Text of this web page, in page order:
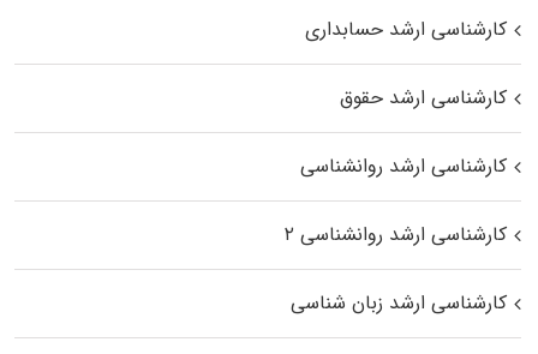
کارشناسی ارشد حسابداری
کارشناسی ارشد حقوق
کارشناسی ارشد روانشناسی
کارشناسی ارشد روانشناسی ۲
کارشناسی ارشد زبان شناسی